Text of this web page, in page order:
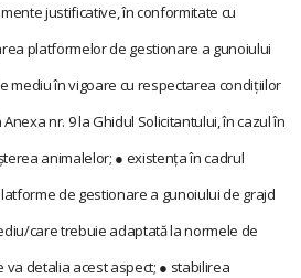
justificative, în conformitate cu
platformelor de gestionare a gunoiului
mediu în vigoare cu respectarea condițiilor
nr. 9 la Ghidul Solicitantului, în cazul în
animalelor; ● existența în cadrul
de gestionare a gunoiului de grajd
care trebuie adaptată la normele de
va detalia acest aspect; ● stabilirea